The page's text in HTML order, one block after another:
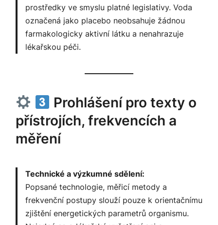
prostředky ve smyslu platné legislativy. Voda
označená jako placebo neobsahuje žádnou
farmakologicky aktivní látku a nenahrazuje
lékařskou péči.
Prohlášení pro texty o
přístrojích, frekvencích a
měření
Technické a výzkumné sdělení:
Popsané technologie, měřicí metody a
frekvenční postupy slouží pouze k orientačnímu
zjištění energetických parametrů organismu.